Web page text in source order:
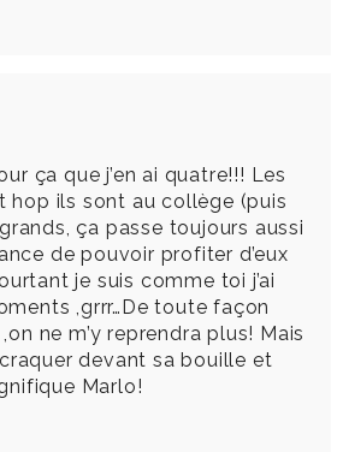
ça que j’en ai quatre!!! Les
hop ils sont au collège (puis
ça passe toujours aussi
de pouvoir profiter d’eux
je suis comme toi j’ai
,grrr…De toute façon
ne m’y reprendra plus! Mais
devant sa bouille et
Marlo!